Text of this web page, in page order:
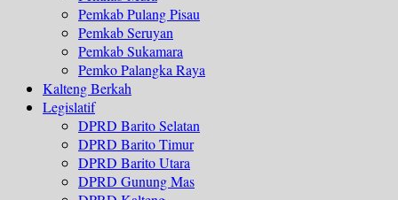
Pemkab Pulang Pisau
Pemkab Seruyan
Pemkab Sukamara
Pemko Palangka Raya
Kalteng Berkah
Legislatif
DPRD Barito Selatan
DPRD Barito Timur
DPRD Barito Utara
DPRD Gunung Mas